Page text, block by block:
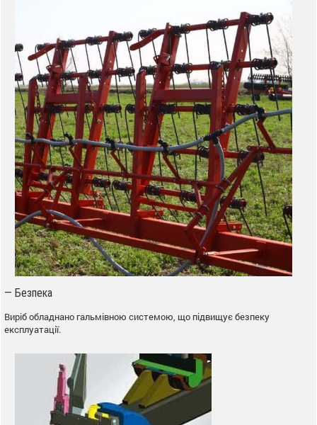
— Безпека
Виріб обладнано гальмівною системою, що підвищує безпеку
експлуатації.